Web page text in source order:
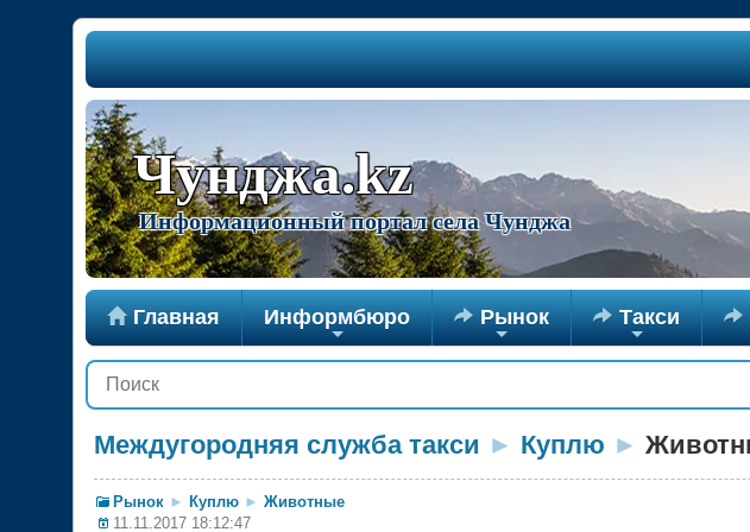
Чунджа.kz
Информационный портал села Чунджа
 Главная
+
Информбюро
+
 Рынок
+
 Такси 
Междугородняя служба такси ► Куплю ►
Рынок ► Куплю ► Животные
11.11.2017 18:12:47